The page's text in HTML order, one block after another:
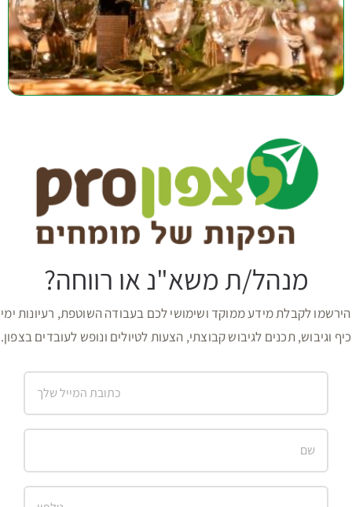
מנהל/ת משא"נ או רווחה?
הירשמו לקבלת מידע ממוקד ושימושי לכם בעבודה השוטפת, רעיונות ימי
כיף וגיבוש, תכנים לגיבוש קבוצתי, הצעות לטיולים ונופש לעובדים בצפון.